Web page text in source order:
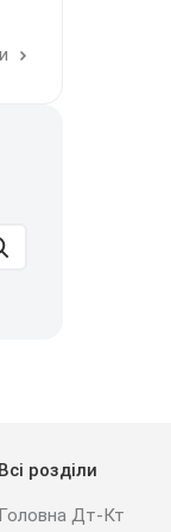
Всі розділи
Головна Дт-Кт